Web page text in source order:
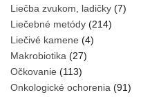
Liečba zvukom, ladičky (7)
Liečebné metódy (214)
Liečivé kamene (4)
Makrobiotika (27)
Očkovanie (113)
Onkologické ochorenia (91)